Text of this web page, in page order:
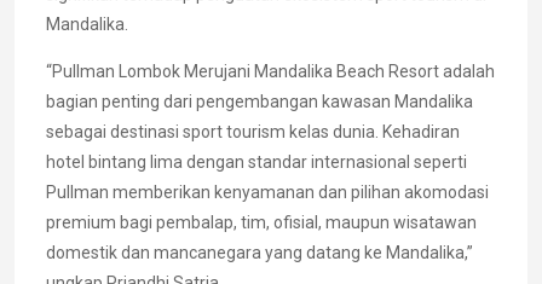
Mandalika.
“Pullman Lombok Merujani Mandalika Beach Resort adalah
bagian penting dari pengembangan kawasan Mandalika
sebagai destinasi sport tourism kelas dunia. Kehadiran
hotel bintang lima dengan standar internasional seperti
Pullman memberikan kenyamanan dan pilihan akomodasi
premium bagi pembalap, tim, ofisial, maupun wisatawan
domestik dan mancanegara yang datang ke Mandalika,”